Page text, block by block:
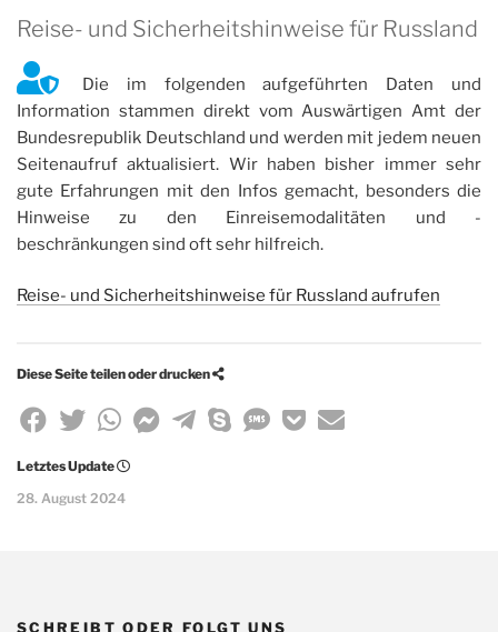
Reise- und Sicherheitshinweise für Russland
Die im folgenden aufgeführten Daten und
Information stammen direkt vom Auswärtigen Amt der
Bundesrepublik Deutschland und werden mit jedem neuen
Seitenaufruf aktualisiert. Wir haben bisher immer sehr
gute Erfahrungen mit den Infos gemacht, besonders die
Hinweise zu den Einreisemodalitäten und -
beschränkungen sind oft sehr hilfreich.
Reise- und Sicherheitshinweise für Russland aufrufen
Diese Seite teilen oder drucken
Teile
diese
Seite
Teile
diese
Seite
Teile
diese
Seite
TeileTeileTeileTeileSpeicher
Teile
Letztes Update
28. August 2024
SCHREIBT ODER FOLGT UNS